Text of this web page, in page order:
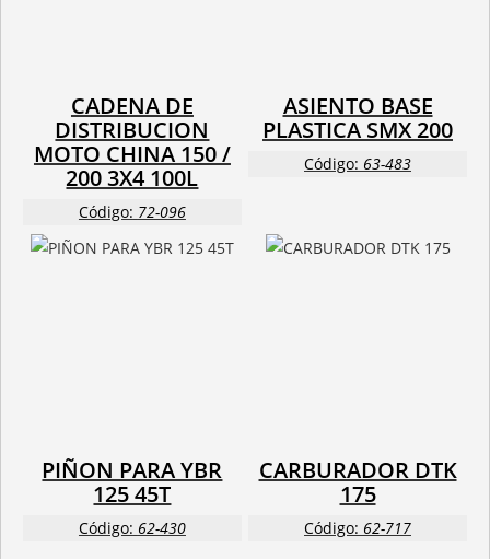
CADENA DE
DISTRIBUCION
MOTO CHINA 150 /
200 3X4 100L
Código: 72-096
ASIENTO BASE
PLASTICA SMX 200
Código: 63-483
PIÑON PARA YBR
125 45T
Código: 62-430
CARBURADOR DTK
175
Código: 62-717